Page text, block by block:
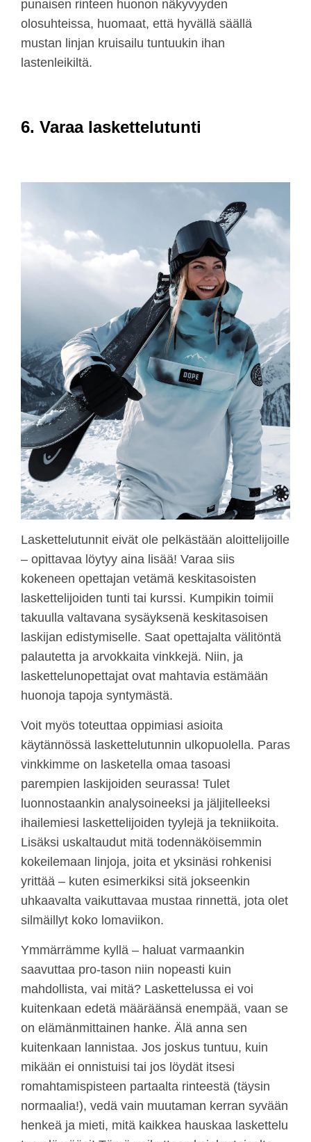
punaisen rinteen huonon näkyvyyden
olosuhteissa, huomaat, että hyvällä säällä
mustan linjan kruisailu tuntuukin ihan
lastenleikiltä.
6. Varaa laskettelutunti
Laskettelutunnit eivät ole pelkästään aloittelijoille
– opittavaa löytyy aina lisää! Varaa siis
kokeneen opettajan vetämä keskitasoisten
laskettelijoiden tunti tai kurssi. Kumpikin toimii
takuulla valtavana sysäyksenä keskitasoisen
laskijan edistymiselle. Saat opettajalta välitöntä
palautetta ja arvokkaita vinkkejä. Niin, ja
laskettelunopettajat ovat mahtavia estämään
huonoja tapoja syntymästä.
Voit myös toteuttaa oppimiasi asioita
käytännössä laskettelutunnin ulkopuolella. Paras
vinkkimme on lasketella omaa tasoasi
parempien laskijoiden seurassa! Tulet
luonnostaankin analysoineeksi ja jäljitelleeksi
ihailemiesi laskettelijoiden tyylejä ja tekniikoita.
Lisäksi uskaltaudut mitä todennäköisemmin
kokeilemaan linjoja, joita et yksinäsi rohkenisi
yrittää – kuten esimerkiksi sitä jokseenkin
uhkaavalta vaikuttavaa mustaa rinnettä, jota olet
silmäillyt koko lomaviikon.
Ymmärrämme kyllä – haluat varmaankin
saavuttaa pro-tason niin nopeasti kuin
mahdollista, vai mitä? Laskettelussa ei voi
kuitenkaan edetä määräänsä enempää, vaan se
on elämänmittainen hanke. Älä anna sen
kuitenkaan lannistaa. Jos joskus tuntuu, kuin
mikään ei onnistuisi tai jos löydät itsesi
romahtamispisteen partaalta rinteestä (täysin
normaalia!), vedä vain muutaman kerran syvään
henkeä ja mieti, mitä kaikkea hauskaa laskettelu